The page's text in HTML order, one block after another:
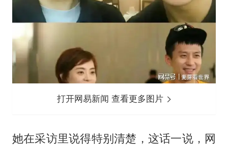
打开网易新闻 查看更多图片
她在采访里说得特别清楚，这话一说，网